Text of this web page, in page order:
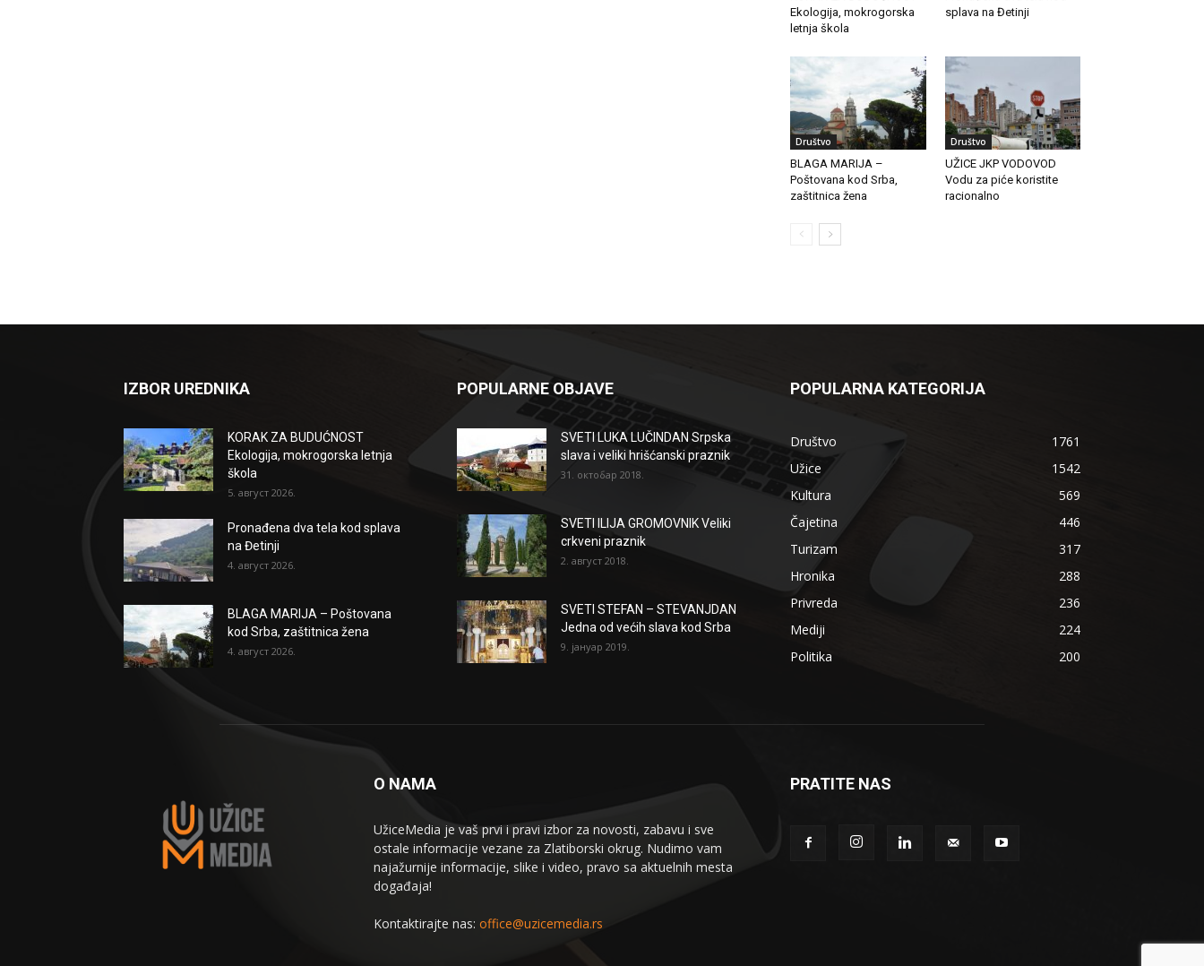
Ekologija, mokrogorska
letnja škola
splava na Đetinji
Društvo
BLAGA MARIJA –
Poštovana kod Srba,
zaštitnica žena
Društvo
UŽICE JKP VODOVOD
Vodu za piće koristite
racionalno
IZBOR UREDNIKA
KORAK ZA BUDUĆNOST
Ekologija, mokrogorska letnja
škola
5. август 2026.
Pronađena dva tela kod splava
na Đetinji
4. август 2026.
BLAGA MARIJA – Poštovana
kod Srba, zaštitnica žena
4. август 2026.
POPULARNE OBJAVE
SVETI LUKA LUČINDAN Srpska
slava i veliki hrišćanski praznik
31. октобар 2018.
SVETI ILIJA GROMOVNIK Veliki
crkveni praznik
2. август 2018.
SVETI STEFAN – STEVANJDAN
Jedna od većih slava kod Srba
9. јануар 2019.
POPULARNA KATEGORIJA
Društvo
1761
Užice
1542
Kultura
569
Čajetina
446
Turizam
317
Hronika
288
Privreda
236
Mediji
224
Politika
200
O NAMA
UžiceMedia je vaš prvi i pravi izbor za novosti, zabavu i sve
ostale informacije vezane za Zlatiborski okrug. Nudimo vam
najažurnije informacije, slike i video, pravo sa aktuelnih mesta
događaja!
Kontaktirajte nas: office@uzicemedia.rs
PRATITE NAS